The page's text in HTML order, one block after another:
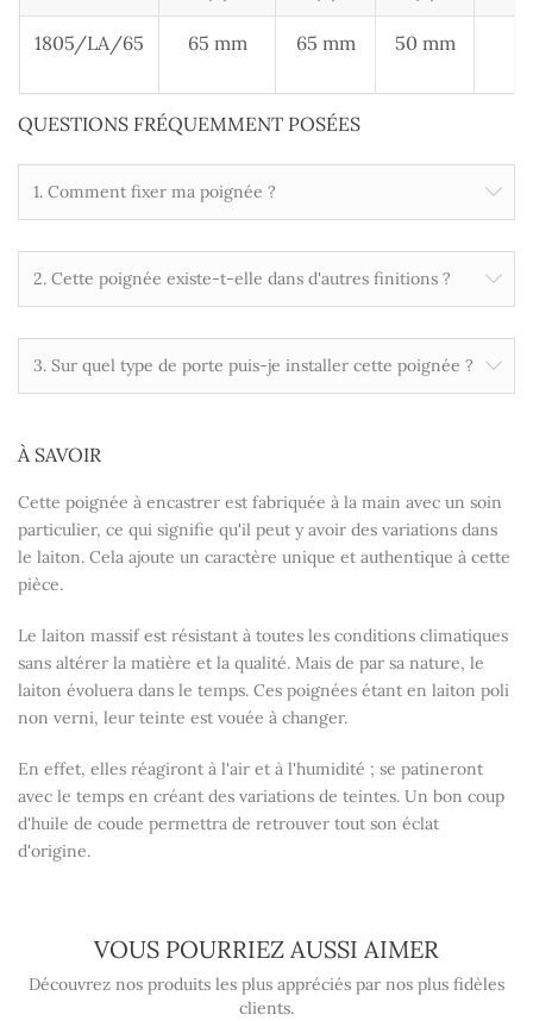
1805/LA/65 65 mm 65 mm 50 mm
QUESTIONS FRÉQUEMMENT POSÉES
1. Comment fixer ma poignée ?
2. Cette poignée existe-t-elle dans d'autres finitions ?
3. Sur quel type de porte puis-je installer cette poignée ?
À SAVOIR
Cette poignée à encastrer est fabriquée à la main avec un soin
particulier, ce qui signifie qu'il peut y avoir des variations dans
le laiton. Cela ajoute un caractère unique et authentique à cette
pièce.
Le laiton massif est résistant à toutes les conditions climatiques
sans altérer la matière et la qualité. Mais de par sa nature, le
laiton évoluera dans le temps. Ces poignées étant en laiton poli
non verni, leur teinte est vouée à changer.
En effet, elles réagiront à l'air et à l'humidité ; se patineront
avec le temps en créant des variations de teintes. Un bon coup
d'huile de coude permettra de retrouver tout son éclat
d'origine.
VOUS POURRIEZ AUSSI AIMER
Découvrez nos produits les plus appréciés par nos plus fidèles
clients.